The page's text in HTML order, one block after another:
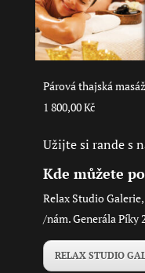
Párová thajská
1 800,00Kč
Užijte si rande s
Kde můžete
Relax Studio
/nám. Generála Píky
RELAX STUDIO